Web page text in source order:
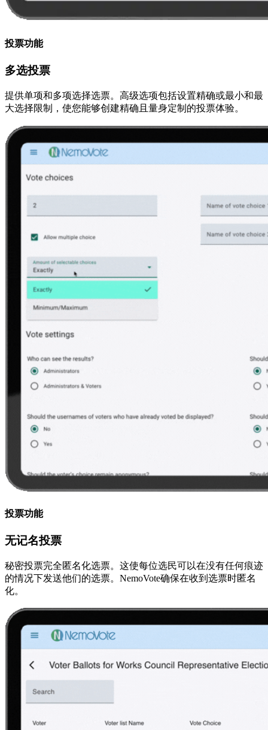
投票功能
多选投票
提供单项和多项选择选票。高级选项包括设置精确或最小和最
大选择限制，使您能够创建精确且量身定制的投票体验。
投票功能
无记名投票
秘密投票完全匿名化选票。这使每位选民可以在没有任何痕迹
的情况下发送他们的选票。NemoVote确保在收到选票时匿名
化。